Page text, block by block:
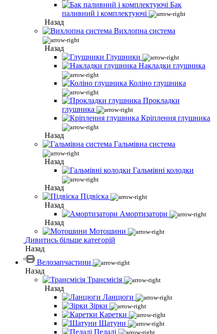
Бак
паливний і комплектуючі
Назад
Вихлопна система
Назад
Глушники
Накладки глушника
Коліно глушника
Прокладки
глушника
Кріплення глушника
Назад
Гальмівна система
Назад
Гальмівні колодки
Назад
Підвіска
Назад
Амортизатори
Назад
Мотошини
Дивитись більше категорій
Назад
Велозапчастини
Назад
Трансмісія
Назад
Ланцюги
Зірки
Каретки
Шатуни
Педалі